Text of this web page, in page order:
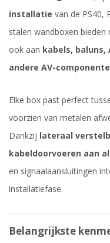
installatie van de PS40,
stalen wandboxen
ook aan kabels,
andere AV-
Elke box past perfect
voorzien van metalen
Dankzij lateraal
kabeldoorvoeren aan
en signaalaansluitingen
installatiefase.
Belangrijkste